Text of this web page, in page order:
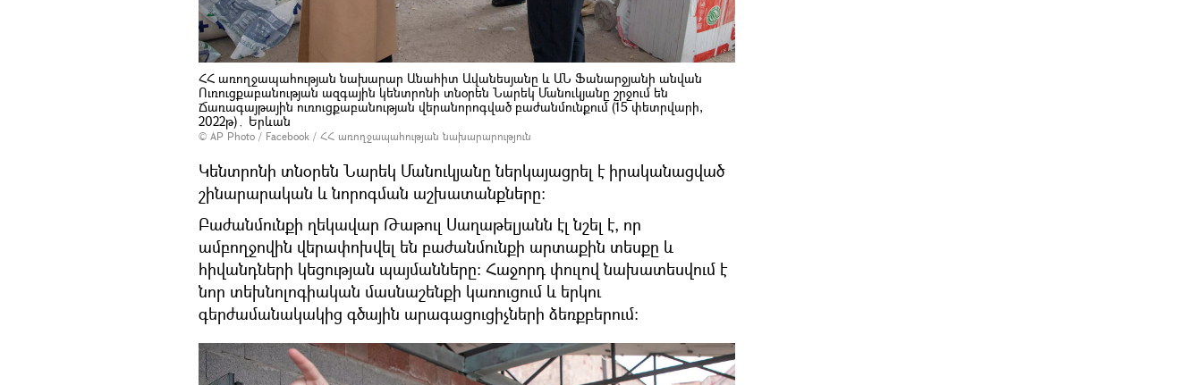
ՀՀ առողջապահության նախարար Անահիտ Ավանեսյանը և ԱՆ Ֆանարջյանի անվան
Ուռուցքաբանության ազգային կենտրոնի տնօրեն Նարեկ Մանուկյանը շրջում են
Ճառագայթային ուռուցքաբանության վերանորոգված բաժանմունքում (15 փետրվարի,
2022թ)․ Երևան
© AP Photo / Facebook / ՀՀ առողջապահության նախարարություն
Կենտրոնի տնօրեն Նարեկ Մանուկյանը ներկայացրել է իրականացված
շինարարական և նորոգման աշխատանքները։
Բաժանմունքի ղեկավար Թաթուլ Սաղաթելյանն էլ նշել է, որ
ամբողջովին վերափոխվել են բաժանմունքի արտաքին տեսքը և
հիվանդների կեցության պայմանները։ Հաջորդ փուլով նախատեսվում է
նոր տեխնոլոգիական մասնաշենքի կառուցում և երկու
գերժամանակակից գծային արագացուցիչների ձեռքբերում։